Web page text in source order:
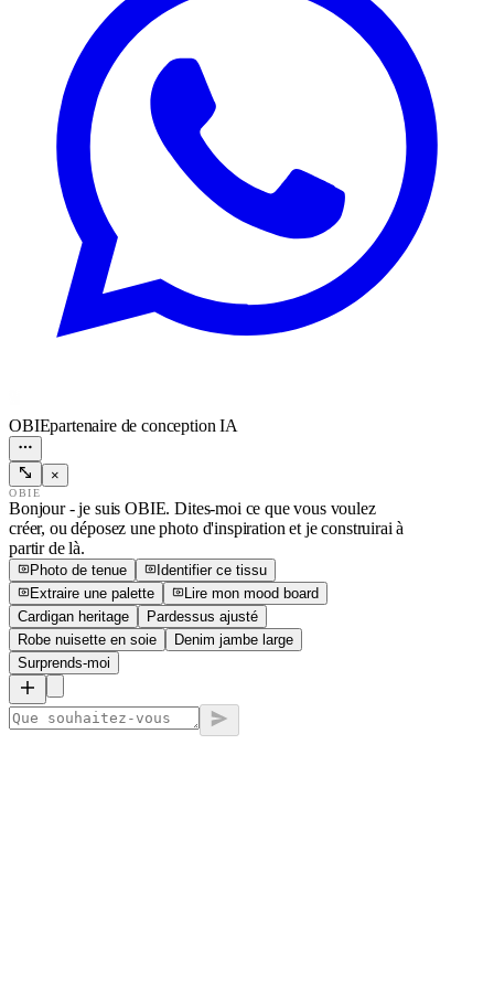
OBIEpartenaire de conception IA
×
OBIE
Bonjour - je suis OBIE. Dites-moi ce que vous voulez
créer, ou déposez une photo d'inspiration et je construirai à
partir de là.
Photo de tenue
Identifier ce tissu
Extraire une palette
Lire mon mood board
Cardigan heritage
Pardessus ajusté
Robe nuisette en soie
Denim jambe large
Surprends-moi